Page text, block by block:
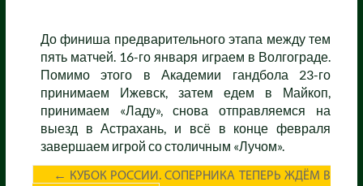
До финиша предварительного этапа между тем
пять матчей. 16-го января играем в Волгограде.
Помимо этого в Академии гандбола 23-го
принимаем Ижевск, затем едем в Майкоп,
принимаем «Ладу», снова отправляемся на
выезд в Астрахань, и всё в конце февраля
завершаем игрой со столичным «Лучом».
← КУБОК РОССИИ. СОПЕРНИКА ТЕПЕРЬ ЖДЁМ В